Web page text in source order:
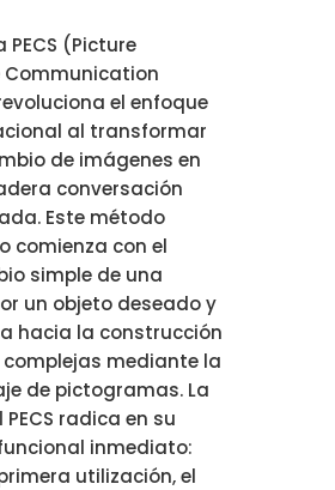
PECS (Picture
Communication
el enfoque
al transformar
de imágenes en
conversación
Este método
comienza con el
simple de una
un objeto deseado y
hacia la construcción
mediante la
de pictogramas. La
radica en su
inmediato:
utilización, el